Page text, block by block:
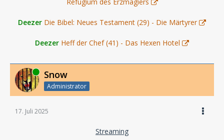
Deezer Die Bibel: Neues Testament (29) - Die Märtyrer
Deezer Heff der Chef (41) - Das Hexen Hotel
Online Snow
Administrator
17. Juli 2025
Streaming